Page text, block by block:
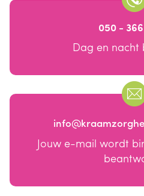
050 -
Dag en nacht
Jouw e-mail wordt